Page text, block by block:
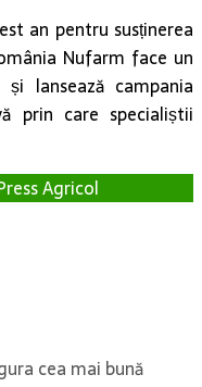
an pentru susținerea
Nufarm face un
lansează campania
prin care specialiștii
Agricol
cea mai bună